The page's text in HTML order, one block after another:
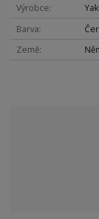
Výrobce
Barva
Země